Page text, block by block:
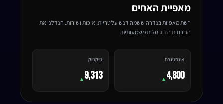
מאפיית האחים
רשת מאפיות בגדרה ששמה דגש על טריות, איכות ושירות. הגדלנו את
הנוכחות הדיגיטלית משמעותית.
אינסטגרם
4,800
▲
טיקטוק
9,313
▲